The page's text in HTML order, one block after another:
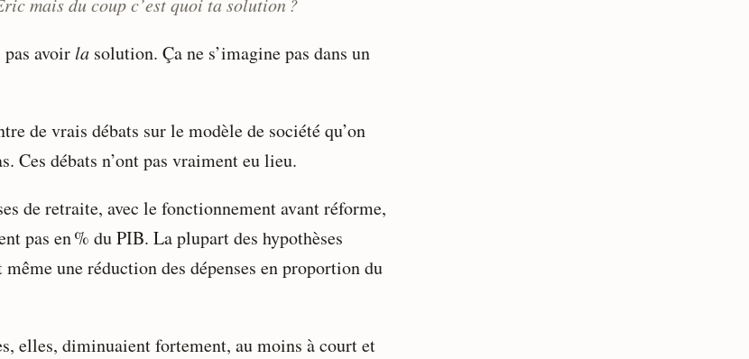
pas avoirla solution. Ça ne s’imagine pas dans un
de vrais débats sur le modèle de société qu’on
Ces débats n’ont pas vraiment eu lieu.
de retraite, avec le fonctionnement avant réforme,
pas en % du PIB. La plupart des hypothèses
une réduction des dépenses en proportion du
elles, diminuaient fortement, au moins à court et